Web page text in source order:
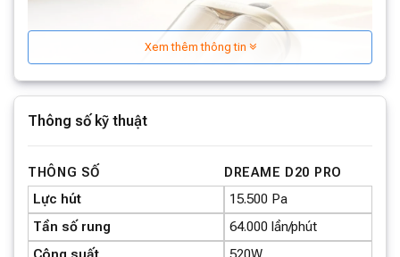
Xem thêm thông tin
Thông số kỹ thuật
THÔNG SỐ DREAME D20 PRO
Lực hút
15.500 Pa
Tần số rung
64.000 lần/phút